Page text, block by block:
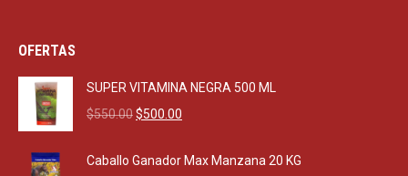
OFERTAS
SUPER VITAMINA NEGRA 500 ML
$550.00Original
was:
$500.00
is:
Caballo Ganador Max Manzana 20 KG